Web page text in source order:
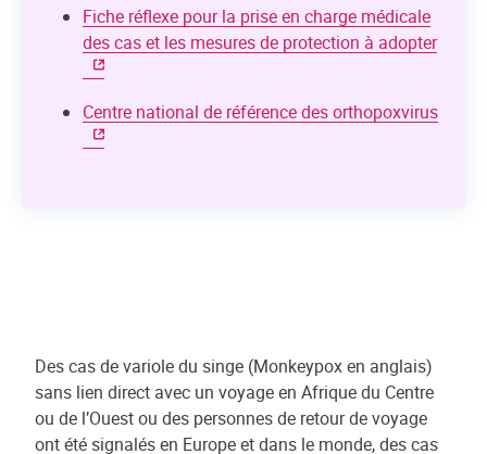
Fiche réflexe pour la prise en charge médicale
des cas et les mesures de protection à adopter
Centre national de référence des orthopoxvirus
Des cas de variole du singe (Monkeypox en anglais)
sans lien direct avec un voyage en Afrique du Centre
ou de l’Ouest ou des personnes de retour de voyage
ont été signalés en Europe et dans le monde, des cas